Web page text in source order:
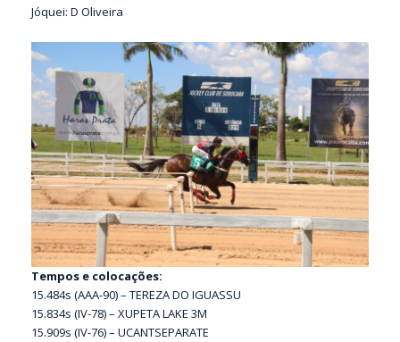
Jóquei: D Oliveira
Tempos e colocações:
15.484s (AAA-90) – TEREZA DO IGUASSU
15.834s (IV-78) – XUPETA LAKE 3M
15.909s (IV-76) – UCANTSEPARATE